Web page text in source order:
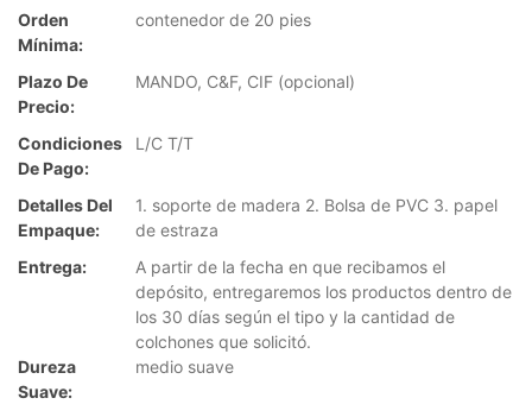
Orden
Mínima:
contenedor de 20 pies
Plazo De
Precio:
MANDO, C&F, CIF (opcional)
Condiciones
De Pago:
L/C T/T
Detalles Del
Empaque:
1. soporte de madera 2. Bolsa de PVC 3. papel
de estraza
Entrega:
A partir de la fecha en que recibamos el
depósito, entregaremos los productos dentro de
los 30 días según el tipo y la cantidad de
colchones que solicitó.
Dureza
Suave:
medio suave